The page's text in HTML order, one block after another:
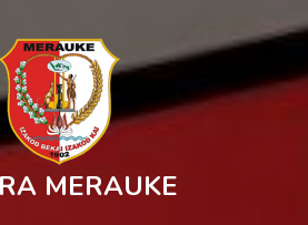
MERAUKE